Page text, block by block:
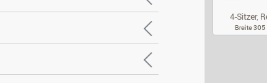
4-Sitzer,
Breite 305